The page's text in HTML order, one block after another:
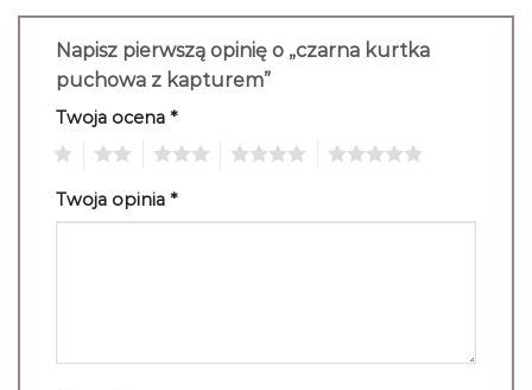
Napisz pierwszą opinię o „czarna kurtka
puchowa z kapturem”
Twoja ocena *
Twoja opinia *